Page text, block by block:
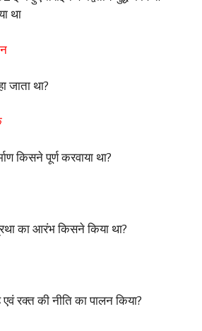
था
जाता था?
किसने पूर्ण करवाया था?
का आरंभ किसने किया था?
रक्त की नीति का पालन किया?